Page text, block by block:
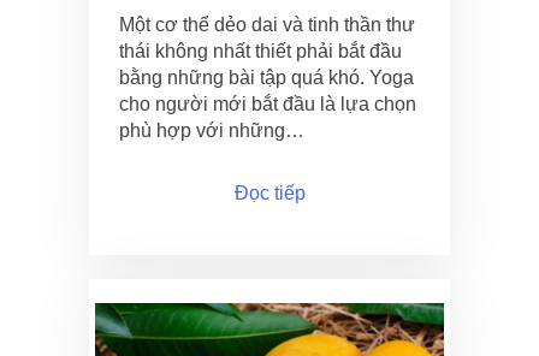
Một cơ thể dẻo dai và tinh thần thư
thái không nhất thiết phải bắt đầu
bằng những bài tập quá khó. Yoga
cho người mới bắt đầu là lựa chọn
phù hợp với những…
Đọc tiếp